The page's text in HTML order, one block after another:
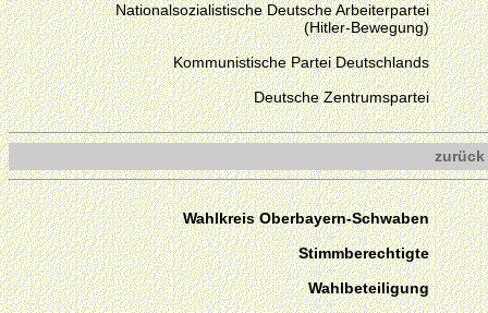
Nationalsozialistische Deutsche Arbeiterpartei
(Hitler-Bewegung)
Kommunistische Partei Deutschlands
Deutsche Zentrumspartei
zurück
Wahlkreis Oberbayern-Schwaben
Stimmberechtigte
Wahlbeteiligung